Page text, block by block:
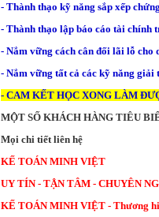
- Thành thạo kỹ năng sắp xếp
- Thành thạo lập báo cáo tài chính
- Nắm vững cách cân đối lãi lỗ cho
- Nắm vững tất cả các kỹ năng
- CAM KẾT HỌC XONG LÀM
MỘT SỐ KHÁCH HÀNG TIÊU
Mọi chi tiết liên hệ
KẾ TOÁN MINH VIỆT
UY TÍN - TẬN TÂM - CHUYÊN
KẾ TOÁN MINH VIỆT - Thương